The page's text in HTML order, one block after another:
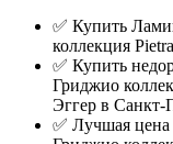
✅ Купить
коллекция
✅ Купить
Гриджио
Эггер в Санкт-
✅ Лучшая